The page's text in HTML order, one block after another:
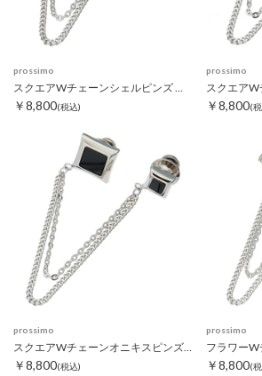
prossimo
スクエアWチェーンシェルピンズ ホワイト
￥8,800(税込)
prossimo
￥8,800(
prossimo
￥8,800(税込)
prossimo
￥8,800(